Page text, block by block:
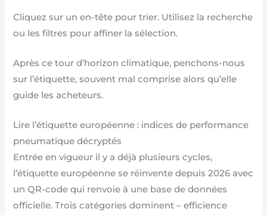
Cliquez sur un en-tête pour trier. Utilisez la recherche
ou les filtres pour affiner la sélection.
Après ce tour d’horizon climatique, penchons-nous
sur l’étiquette, souvent mal comprise alors qu’elle
guide les acheteurs.
Lire l’étiquette européenne : indices de performance
pneumatique décryptés
Entrée en vigueur il y a déjà plusieurs cycles,
l’étiquette européenne se réinvente depuis 2026 avec
un QR-code qui renvoie à une base de données
officielle. Trois catégories dominent – efficience